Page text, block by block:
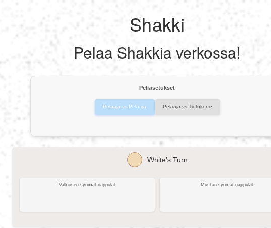
Shakki
Pelaa Shakkia verkossa!
Peliasetukset
Pelaaja vs Pelaaja Pelaaja vs Tietokone
White's Turn
Valkoisen syömät nappulat Mustan syömät nappulat